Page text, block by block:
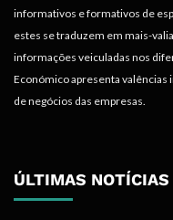
informativos e formativos de
estes se traduzem em mais-
informações veiculadas nos
Económico apresenta
de negócios das empresas.
ÚLTIMAS NOTÍCIAS